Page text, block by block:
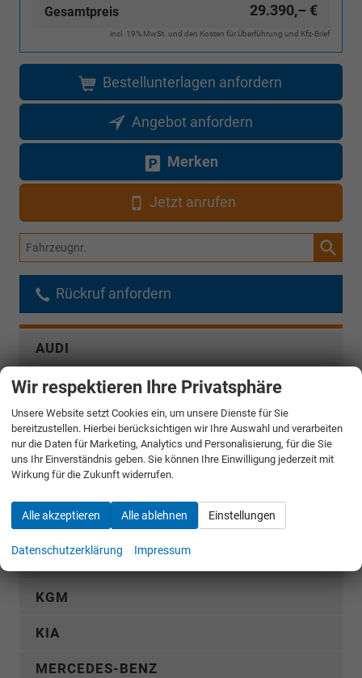
Gesamtpreis 29.390,– €
incl. 19% MwSt. und den Kosten für Überführung und Kfz-Brief
Bestellunterlagen anfordern
Angebot anfordern
Merken
Jetzt anrufen
Fahrzeugnr.
Rückruf anfordern
AUDI
CUPRA
DACIA
FIAT
GWM
KGM
KIA
MERCEDES-BENZ
Wir respektieren Ihre Privatsphäre
Unsere Website setzt Cookies ein, um unsere Dienste für Sie
bereitzustellen. Hierbei berücksichtigen wir Ihre Auswahl und verarbeiten
nur die Daten für Marketing, Analytics und Personalisierung, für die Sie
uns Ihr Einverständnis geben. Sie können Ihre Einwilligung jederzeit mit
Wirkung für die Zukunft widerrufen.
Alle akzeptieren Alle ablehnen Einstellungen
Datenschutzerklärung Impressum